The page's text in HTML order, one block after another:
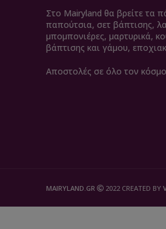
Στο Mairyland θα βρείτε τα
παπούτσια, σετ βάπτισης,
μπομπονιέρες, μαρτυρικά,
βάπτισης και γάμου,
Αποστολές σε όλο τον
MAIRYLAND.GR 2022 CREATED BY